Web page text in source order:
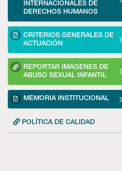
INTERNACIONALES DE
DERECHOS HUMANOS
CRITERIOS GENERALES DE
ACTUACIÓN
REPORTAR IMÁGENES DE
ABUSO SEXUAL INFANTIL
MEMORIA INSTITUCIONAL
POLÍTICA DE CALIDAD